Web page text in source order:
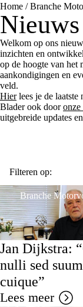
Home /Branche
Nieuws
Welkom op ons
inzichten en
op de hoogte van het
aankondigingen en
veld.
Hierlees je de laatste
Blader ook dooronze
uitgebreide updates
Filteren op:
Branche
Jan Dijkstra:
nulli sed suum
cuique”
Lees meer